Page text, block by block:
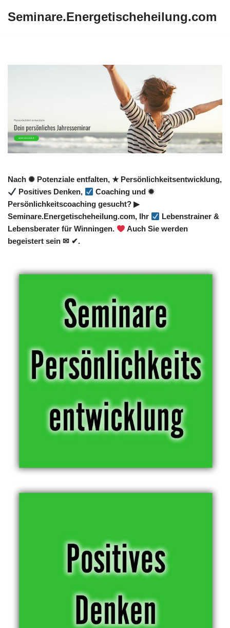
Seminare.Energetischeheilung.com
Nach ✺ Potenziale entfalten, ★ Persönlichkeitsentwicklung,
Positives Denken,
Coaching und ✹
Persönlichkeitscoaching gesucht? ▶︎
Seminare.Energetischeheilung.com, Ihr
Lebenstrainer &
Lebensberater für Winningen.
Auch Sie werden
begeistert sein ✉ ✔.